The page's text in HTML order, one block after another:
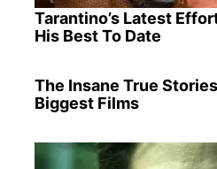
Tarantino’s Latest
His Best To Date
The Insane True
Biggest Films